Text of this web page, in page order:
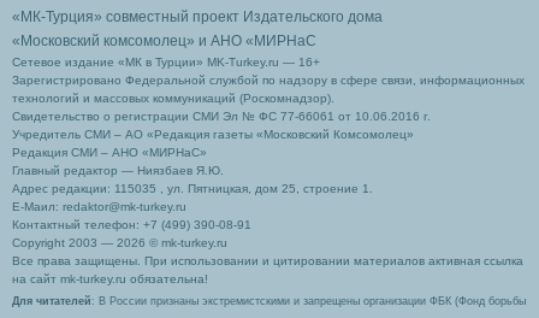
«МК-Турция» совместный проект Издательского дома
«Московский комсомолец» и АНО «МИРНаС
Сетевое издание «МК в Турции» MK-Turkey.ru — 16+
Зарегистрировано Федеральной службой по надзору в сфере связи, информационных
технологий и массовых коммуникаций (Роскомнадзор).
Свидетельство о регистрации СМИ Эл № ФС 77-66061 от 10.06.2016 г.
Учредитель СМИ – АО «Редакция газеты «Московский Комсомолец»
Редакция СМИ – АНО «МИРНаС»
Главный редактор — Ниязбаев Я.Ю.
Адрес редакции: 115035 , ул. Пятницкая, дом 25, строение 1.
Е-Маил: redaktor@mk-turkey.ru
Контактный телефон: +7 (499) 390-08-91
Copyright 2003 — 2026 © mk-turkey.ru
Все права защищены. При использовании и цитировании материалов активная ссылка
на сайт mk-turkey.ru обязательна!
Для читателей : В России признаны экстремистскими и запрещены организации ФБК (Фонд борьбы